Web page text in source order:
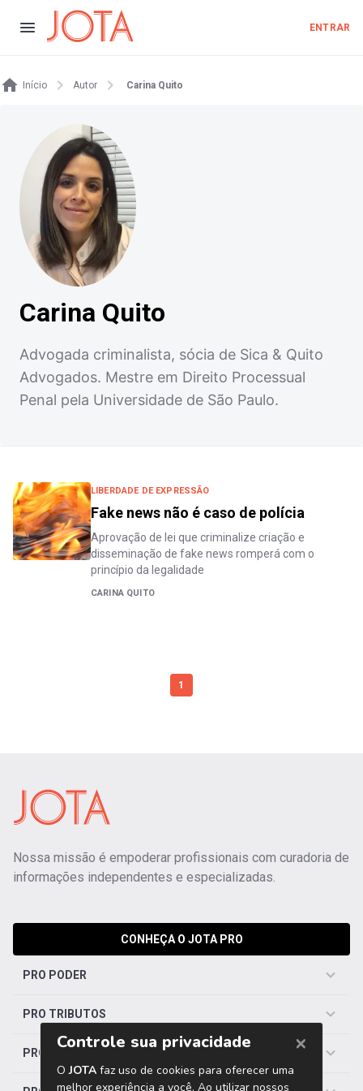
ENTRAR
Início Autor Carina Quito
Carina Quito
Advogada criminalista, sócia de Sica & Quito
Advogados. Mestre em Direito Processual
Penal pela Universidade de São Paulo.
LIBERDADE DE EXPRESSÃO
Fake news não é caso de polícia
Aprovação de lei que criminalize criação e
disseminação de fake news romperá com o
princípio da legalidade
CARINA QUITO
1
Nossa missão é empoderar profissionais com curadoria de
informações independentes e especializadas.
CONHEÇA O JOTA PRO
PRO PODER
PRO TRIBUTOS
PRO TRABALHISTA